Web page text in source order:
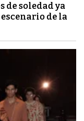
de soledad ya
de la